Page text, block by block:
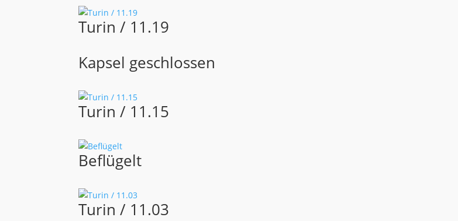
Turin / 11.19
Kapsel geschlossen
Turin / 11.15
Beflügelt
Turin / 11.03